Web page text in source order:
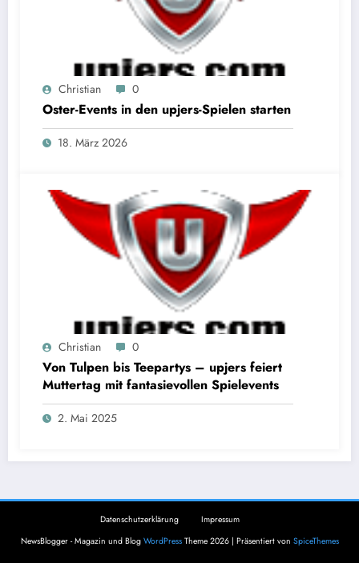
Christian 0
Oster-Events in den upjers-Spielen starten
18. März 2026
Christian 0
Von Tulpen bis Teepartys – upjers feiert
Muttertag mit fantasievollen Spielevents
2. Mai 2025
Datenschutzerklärung
Impressum
NewsBlogger - Magazin und Blog WordPressTheme 2026 | Präsentiert von SpiceThemes